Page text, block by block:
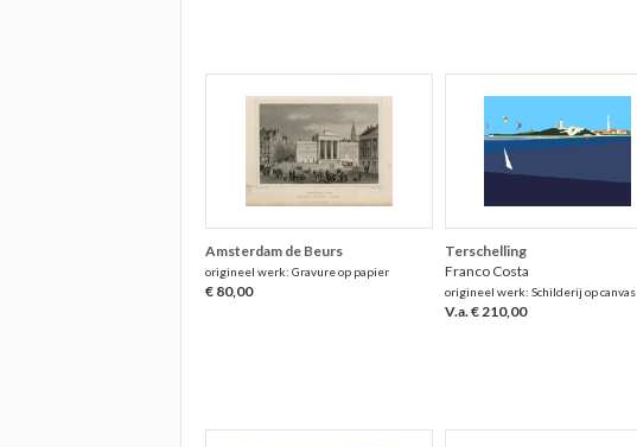
Amsterdam de Beurs
origineel werk: Gravure op papier
€ 80,00
Terschelling
Franco Costa
origineel werk: Schilderij op canvas
V.a. € 210,00